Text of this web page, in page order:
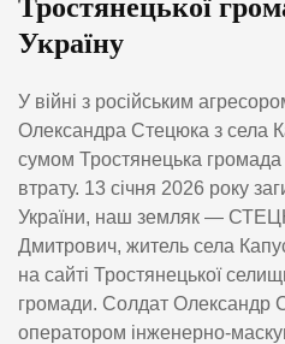
Тростянецької
Україну
У війні з російським
Олександра Стецюка з села
сумом Тростянецька
втрату. 13 січня 2026 року
України, наш земляк —
Дмитрович, житель села
на сайті Тростянецької
громади. Солдат Олександр
оператором інженерно-